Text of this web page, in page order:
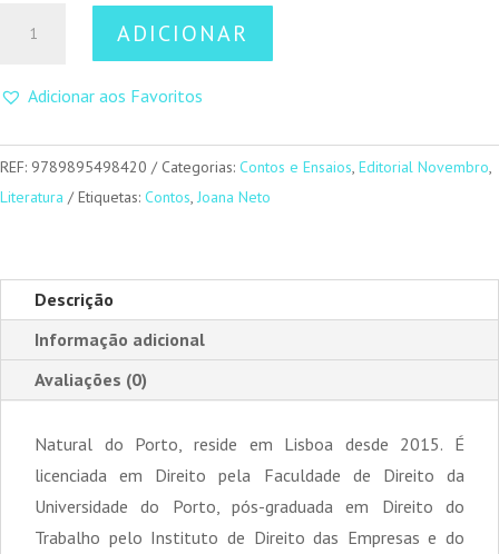
sem
ADICIONAR
Adicionar aos Favoritos
REF: 9789895498420 Categorias: Contos e Ensaios, Editorial Novembro,
Literatura
Etiquetas: Contos, Joana Neto
Descrição
Informação adicional
Avaliações (0)
Natural do Porto, reside em Lisboa desde 2015. É
licenciada em Direito pela Faculdade de Direito da
Universidade do Porto, pós-graduada em Direito do
Trabalho pelo Instituto de Direito das Empresas e do